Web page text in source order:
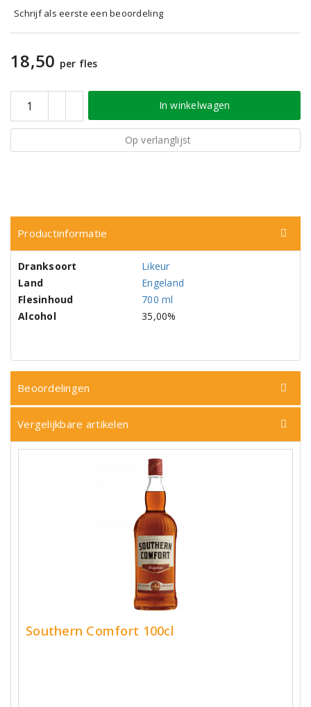
Schrijf als eerste een beoordeling
18,50 per fles
In winkelwagen
Op verlanglijst
Productinformatie
Dranksoort
Likeur
Land
Engeland
Flesinhoud
700 ml
Alcohol
35,00%
Beoordelingen
Vergelijkbare artikelen
Southern Comfort 100cl